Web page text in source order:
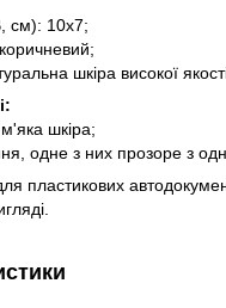
см): 10х7;
шкіра високої
шкіра;
одне з них прозоре з
пластикових